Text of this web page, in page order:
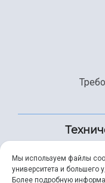
Мы используем файлы
университета и большего
Более подробную